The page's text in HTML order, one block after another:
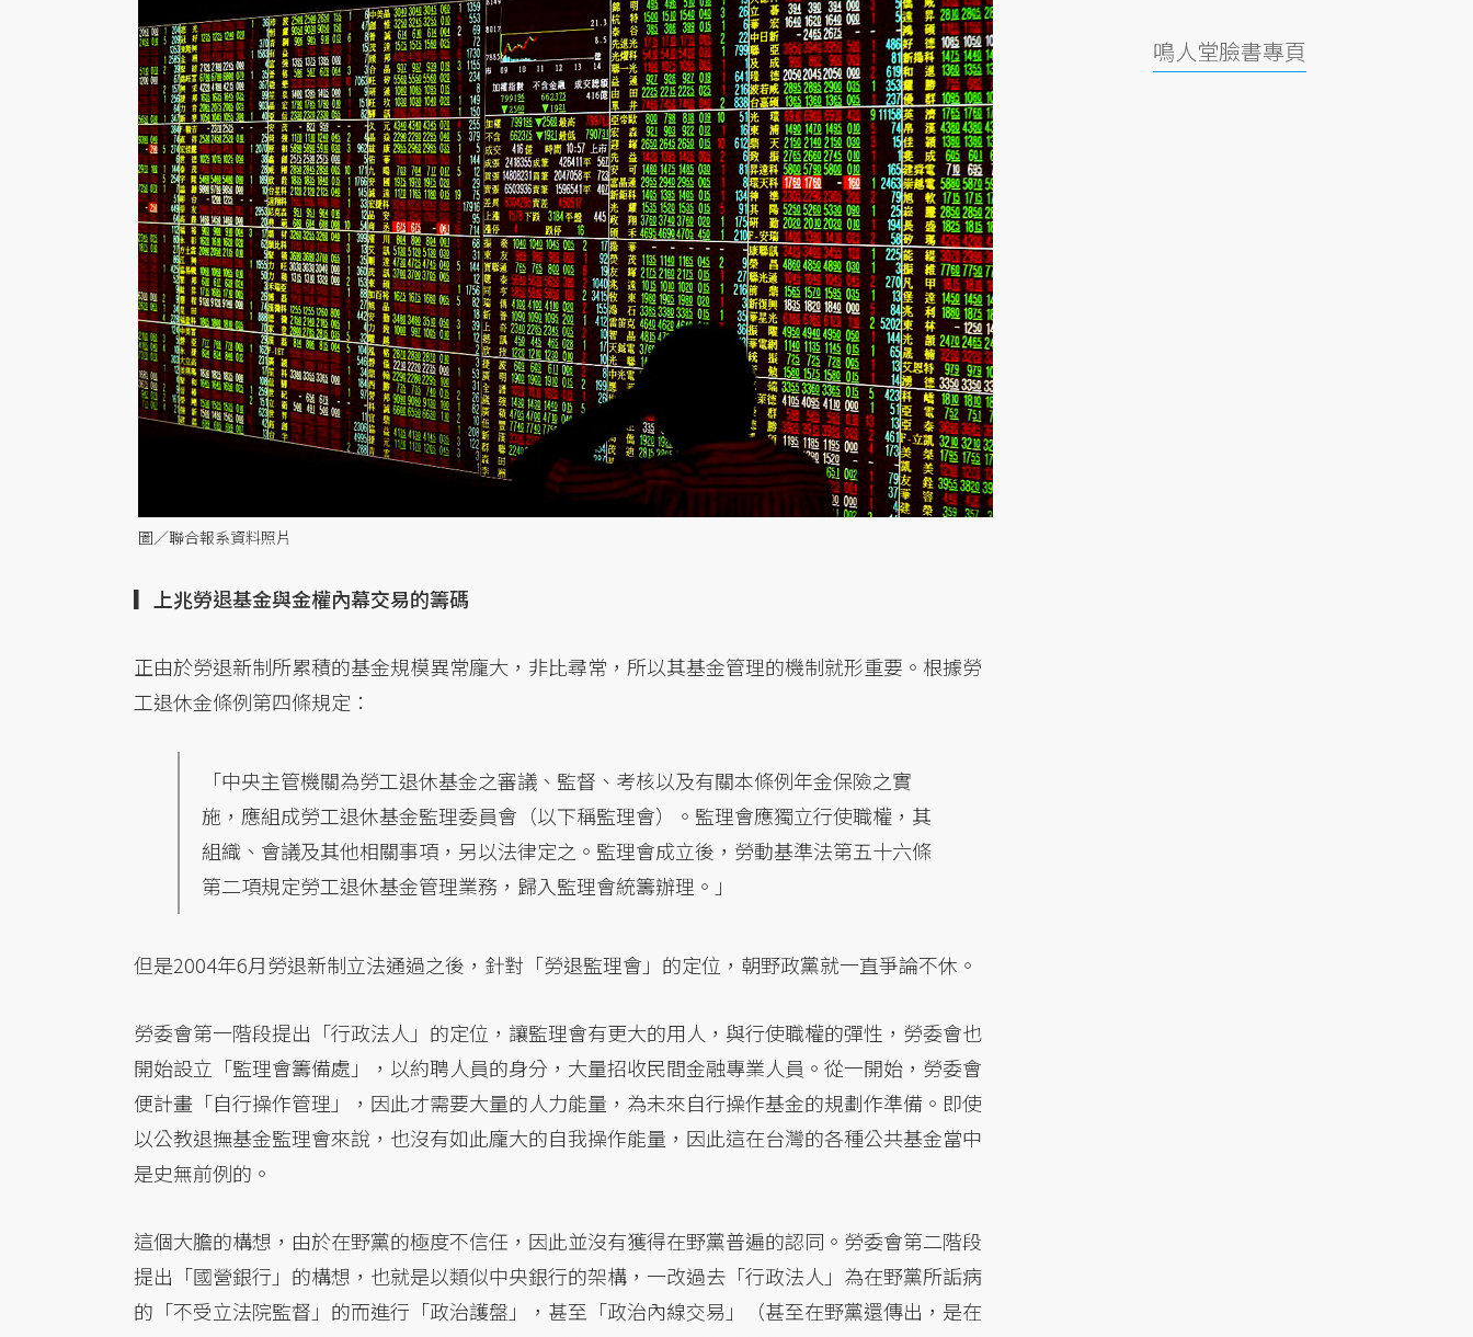
圖／聯合報系資料照片
▎上兆勞退基金與金權內幕交易的籌碼
正由於勞退新制所累積的基金規模異常龐大，非比尋常，所以其基金管理的機制就形重要。根據勞
工退休金條例第四條規定：
「中央主管機關為勞工退休基金之審議、監督、考核以及有關本條例年金保險之實
施，應組成勞工退休基金監理委員會（以下稱監理會）。監理會應獨立行使職權，其
組織、會議及其他相關事項，另以法律定之。監理會成立後，勞動基準法第五十六條
第二項規定勞工退休基金管理業務，歸入監理會統籌辦理。」
但是2004年6月勞退新制立法通過之後，針對「勞退監理會」的定位，朝野政黨就一直爭論不休。
勞委會第一階段提出「行政法人」的定位，讓監理會有更大的用人，與行使職權的彈性，勞委會也
開始設立「監理會籌備處」，以約聘人員的身分，大量招收民間金融專業人員。從一開始，勞委會
便計畫「自行操作管理」，因此才需要大量的人力能量，為未來自行操作基金的規劃作準備。即使
以公教退撫基金監理會來說，也沒有如此龐大的自我操作能量，因此這在台灣的各種公共基金當中
是史無前例的。
這個大膽的構想，由於在野黨的極度不信任，因此並沒有獲得在野黨普遍的認同。勞委會第二階段
提出「國營銀行」的構想，也就是以類似中央銀行的架構，一改過去「行政法人」為在野黨所詬病
的「不受立法院監督」的而進行「政治護盤」，甚至「政治內線交易」（甚至在野黨還傳出，是在
鳴人堂臉書專頁